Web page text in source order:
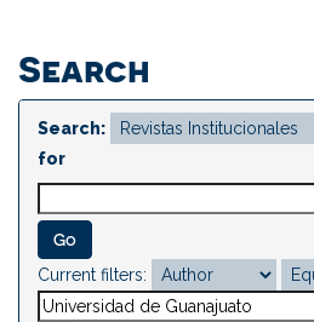
Search
Search:
for
Current filters: